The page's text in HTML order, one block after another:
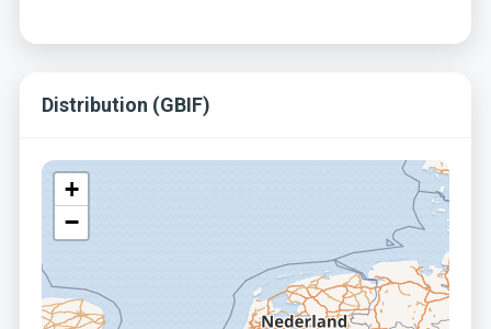
Distribution (GBIF)
+
−